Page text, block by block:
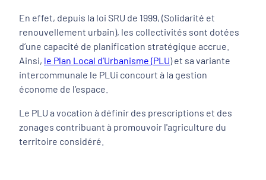
En effet, depuis la loi SRU de 1999, (Solidarité et
renouvellement urbain), les collectivités sont dotées
d’une capacité de planification stratégique accrue.
Ainsi, le Plan Local d’Urbanisme (PLU) et sa variante
intercommunale le PLUi concourt à la gestion
économe de l’espace.
Le PLU a vocation à définir des prescriptions et des
zonages contribuant à promouvoir l'agriculture du
territoire considéré.